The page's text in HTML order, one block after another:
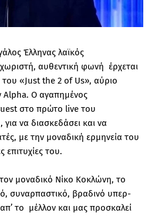
Έλληνας λαϊκός
αυθεντική φωνή έρχεται
«Just the 2 of Us», αύριο
Alpha. Ο αγαπημένος
στο πρώτο live του
να διασκεδάσει και να
με την μοναδική ερμηνεία του
επιτυχίες του.
μοναδικό Νίκο Κοκλώνη, το
συναρπαστικό, βραδινό υπερ-
το μέλλον και μας προσκαλεί